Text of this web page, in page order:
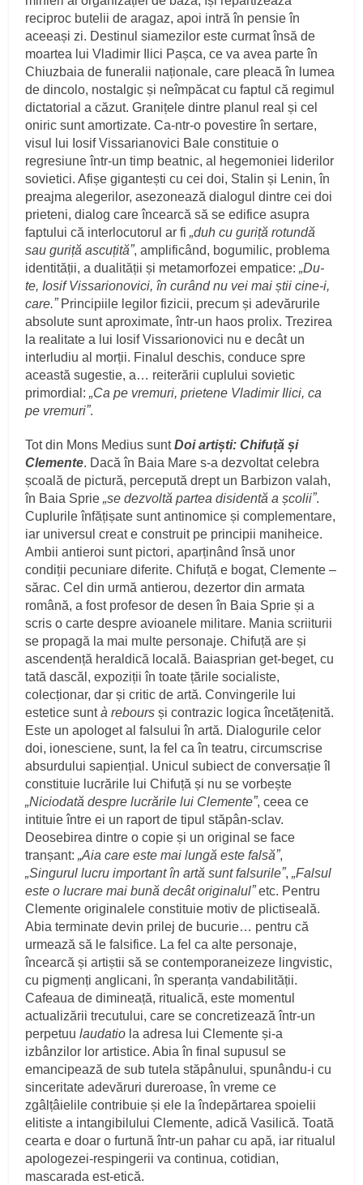
reciproc butelii de aragaz, apoi intră în pensie în
aceeași zi. Destinul siamezilor este curmat însă de
moartea lui Vladimir Ilici Pașca, ce va avea parte în
Chiuzbaia de funeralii naționale, care pleacă în lumea
de dincolo, nostalgic și neîmpăcat cu faptul că regimul
dictatorial a căzut. Granițele dintre planul real și cel
oniric sunt amortizate. Ca-ntr-o povestire în sertare,
visul lui Iosif Vissarianovici Bale constituie o
regresiune într-un timp beatnic, al hegemoniei liderilor
sovietici. Afișe gigantești cu cei doi, Stalin și Lenin, în
preajma alegerilor, asezonează dialogul dintre cei doi
prieteni, dialog care încearcă să se edifice asupra
faptului că interlocutorul ar fi„duh cu guriță rotundă
sau guriță ascuțităˮ, amplificând, bogumilic, problema
identității, a dualității și metamorfozei empatice:„Du-
te, Iosif Vissarionovici, în curând nu vei mai știi cine-i,
care.ˮPrincipiile legilor fizicii, precum și adevărurile
absolute sunt aproximate, într-un haos prolix. Trezirea
la realitate a lui Iosif Vissarionovici nu e decât un
interludiu al morții. Finalul deschis, conduce spre
această sugestie, a… reiterării cuplului sovietic
primordial:„Ca pe vremuri, prietene Vladimir Ilici, ca
pe vremuriˮ.
Tot din Mons Medius suntDoi artiști: Chifuță și
Clemente. Dacă în Baia Mare s-a dezvoltat celebra
școală de pictură, percepută drept un Barbizon valah,
în Baia Sprie„se dezvoltă partea disidentă a școliiˮ.
Cuplurile înfățișate sunt antinomice și complementare,
iar universul creat e construit pe principii maniheice.
Ambii antieroi sunt pictori, aparținând însă unor
condiții pecuniare diferite. Chifuță e bogat, Clemente –
sărac. Cel din urmă antierou, dezertor din armata
română, a fost profesor de desen în Baia Sprie și a
scris o carte despre avioanele militare. Mania scriiturii
se propagă la mai multe personaje. Chifuță are și
ascendență heraldică locală. Baiasprian get-beget, cu
tată dascăl, expoziții în toate țările socialiste,
colecționar, dar și critic de artă. Convingerile lui
estetice suntà rebours și contrazic logica încetățenită.
Este un apologet al falsului în artă. Dialogurile celor
doi, ionesciene, sunt, la fel ca în teatru, circumscrise
absurdului sapiențial. Unicul subiect de conversație îl
constituie lucrările lui Chifuță și nu se vorbește
„Niciodată despre lucrările lui Clementeˮ, ceea ce
intituie între ei un raport de tipul stăpân-sclav.
Deosebirea dintre o copie și un original se face
tranșant:„Aia care este mai lungă este falsăˮ,
„Singurul lucru important în artă sunt falsurileˮ,„Falsul
este o lucrare mai bună decât originalulˮetc. Pentru
Clemente originalele constituie motiv de plictiseală.
Abia terminate devin prilej de bucurie… pentru că
urmează să le falsifice. La fel ca alte personaje,
încearcă și artiștii să se contemporaneizeze lingvistic,
cu pigmenți anglicani, în speranța vandabilității.
Cafeaua de dimineață, ritualică, este momentul
actualizării trecutului, care se concretizează într-un
perpetuulaudatio la adresa lui Clemente și-a
izbânzilor lor artistice. Abia în final supusul se
emancipează de sub tutela stăpânului, spunându-i cu
sinceritate adevăruri dureroase, în vreme ce
zgâlțâielile contribuie și ele la îndepărtarea spoielii
elitiste a intangibilului Clemente, adică Vasilică. Toată
cearta e doar o furtună într-un pahar cu apă, iar ritualul
apologezei-respingerii va continua, cotidian,
mascarada est-etică.